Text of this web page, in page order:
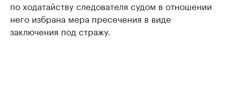
по ходатайству следователя судом в отношении
него избрана мера пресечения в виде
заключения под стражу.